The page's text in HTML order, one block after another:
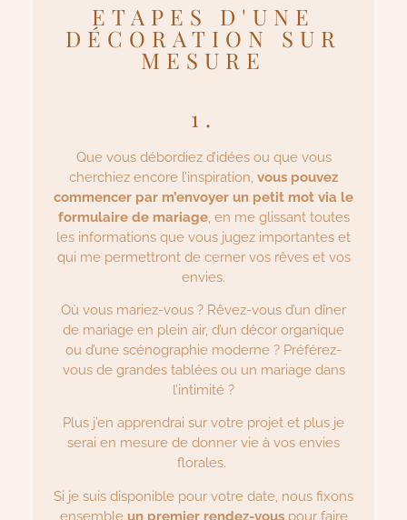
ETAPES D'UNE
DÉCORATION SUR
MESURE
1.
Que vous débordiez d’idées ou que vous
cherchiez encore l’inspiration, vous pouvez
commencer par m’envoyer un petit mot via le
formulaire de mariage, en me glissant toutes
les informations que vous jugez importantes et
qui me permettront de cerner vos rêves et vos
envies.
Où vous mariez-vous ? Rêvez-vous d’un dîner
de mariage en plein air, d’un décor organique
ou d’une scénographie moderne ? Préférez-
vous de grandes tablées ou un mariage dans
l’intimité ?
Plus j’en apprendrai sur votre projet et plus je
serai en mesure de donner vie à vos envies
florales.
Si je suis disponible pour votre date, nous fixons
ensemble un premier rendez-vouspour faire